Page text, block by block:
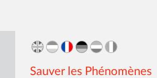
Sauver les Phénomènes